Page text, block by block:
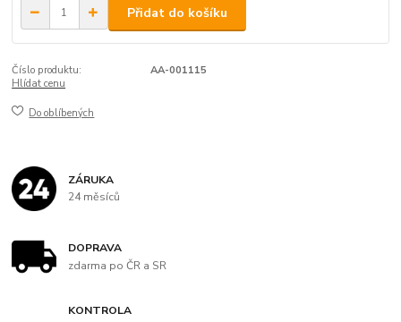
Přidat do košíku
Číslo produktu:
AA-001115
Hlídat cenu
Do oblíbených
ZÁRUKA
24 měsíců
DOPRAVA
zdarma po ČR a SR
KONTROLA